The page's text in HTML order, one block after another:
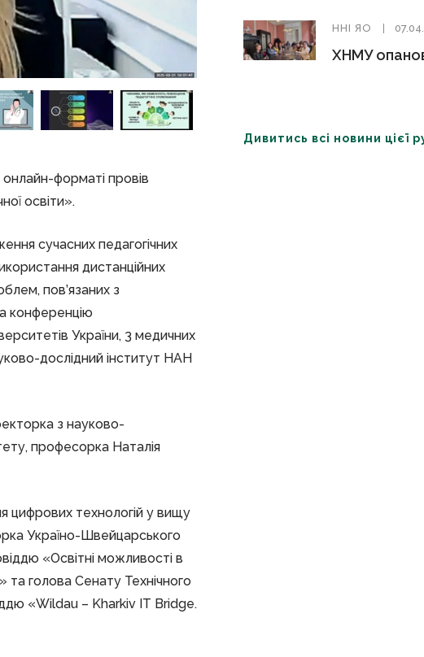
форматі провів
освіти».
сучасних педагогічних
дистанційних
пов’язаних з
конференцію
України, 3 медичних
дослідний інститут НАН
з науково-
професорка Наталія
цифрових технологій у вищу
Україно-Швейцарського
«Освітні можливості в
голова Сенату Технічного
«Wildau – Kharkiv IT Bridge.
ННІ ЯО
ХНМУ
Дивитись всі новини цієї